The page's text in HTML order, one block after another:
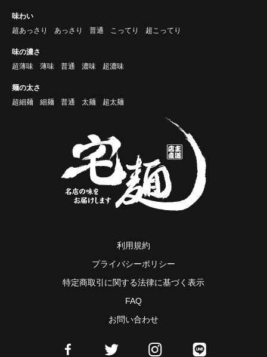
味わい
超あっさり
あっさり 普通 こってり 超こってり
味の濃さ
超薄味
薄味 普通 濃味 超濃味
麺の太さ
超細麺
細麺 普通 太麺 超太麺
利用規約
プライバシーポリシー
特定商取引に関する法律に基づく表示
FAQ
お問い合わせ